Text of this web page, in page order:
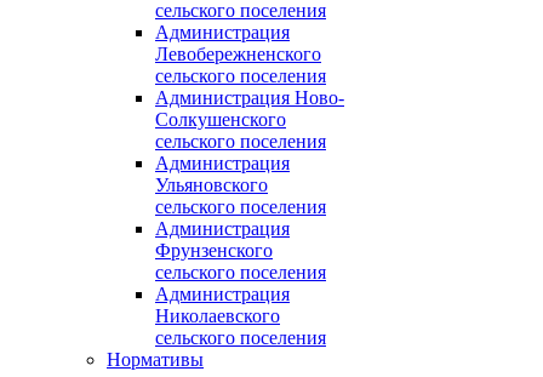
сельского поселения
Администрация
Левобережненского
сельского поселения
Администрация Ново-
Солкушенского
сельского поселения
Администрация
Ульяновского
сельского поселения
Администрация
Фрунзенского
сельского поселения
Администрация
Николаевского
сельского поселения
Нормативы